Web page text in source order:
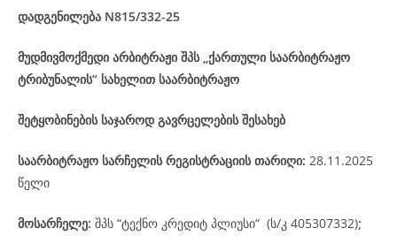
დადგენილება N815/332-25
მუდმივმოქმედი არბიტრაჟი შპს „ქართული საარბიტრაჟო
ტრიბუნალის“ სახელით საარბიტრაჟო
შეტყობინების საჯაროდ გავრცელების შესახებ
საარბიტრაჟო სარჩელის რეგისტრაციის თარიღი: 28.11.2025
წელი
მოსარჩელე: შპს “ტექნო კრედიტ პლიუსი“ (ს/კ 405307332);